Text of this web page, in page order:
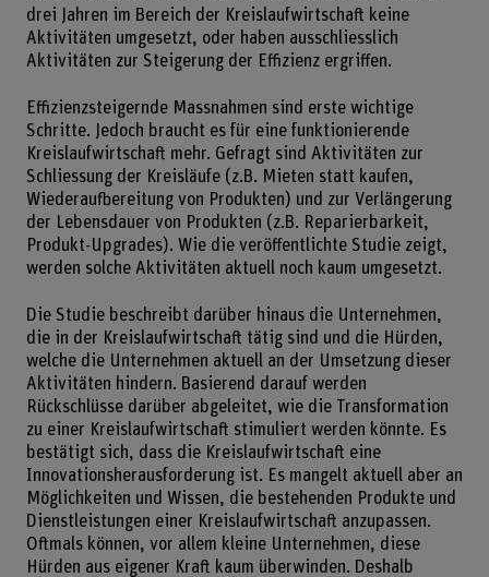
drei Jahren im Bereich der Kreislaufwirtschaft keine
Aktivitäten umgesetzt, oder haben ausschliesslich
Aktivitäten zur Steigerung der Effizienz ergriffen.
Effizienzsteigernde Massnahmen sind erste wichtige
Schritte. Jedoch braucht es für eine funktionierende
Kreislaufwirtschaft mehr. Gefragt sind Aktivitäten zur
Schliessung der Kreisläufe (z.B. Mieten statt kaufen,
Wiederaufbereitung von Produkten) und zur Verlängerung
der Lebensdauer von Produkten (z.B. Reparierbarkeit,
Produkt-Upgrades). Wie die veröffentlichte Studie zeigt,
werden solche Aktivitäten aktuell noch kaum umgesetzt.
Die Studie beschreibt darüber hinaus die Unternehmen,
die in der Kreislaufwirtschaft tätig sind und die Hürden,
welche die Unternehmen aktuell an der Umsetzung dieser
Aktivitäten hindern. Basierend darauf werden
Rückschlüsse darüber abgeleitet, wie die Transformation
zu einer Kreislaufwirtschaft stimuliert werden könnte. Es
bestätigt sich, dass die Kreislaufwirtschaft eine
Innovationsherausforderung ist. Es mangelt aktuell aber an
Möglichkeiten und Wissen, die bestehenden Produkte und
Dienstleistungen einer Kreislaufwirtschaft anzupassen.
Oftmals können, vor allem kleine Unternehmen, diese
Hürden aus eigener Kraft kaum überwinden. Deshalb